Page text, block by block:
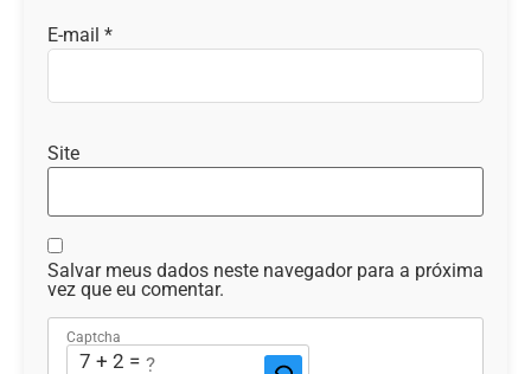
E-mail *
Site
Salvar meus dados neste navegador para a próxima
vez que eu comentar.
Captcha
7 + 2 = ?